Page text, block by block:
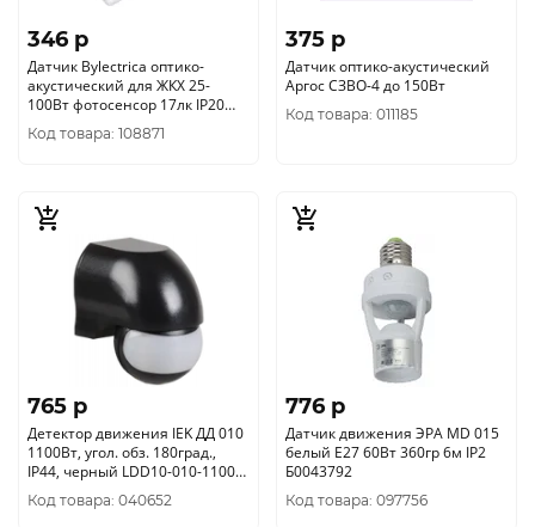
346 p
Датчик Bylectrica оптико-
акустический для ЖКХ 25-
100Вт фотосенсор 17лк IP20
А1-100-055
Код товара: 108871
375 p
Датчик оптико-акустический
Аргос СЗВО-4 до 150Вт
Код товара: 011185
765 p
Детектор движения IEK ДД 010
1100Вт, угол. обз. 180град.,
IP44, черный LDD10-010-1100-
002
Код товара: 040652
776 p
Датчик движения ЭРА MD 015
белый E27 60Вт 360гр 6м IP2
Б0043792
Код товара: 097756